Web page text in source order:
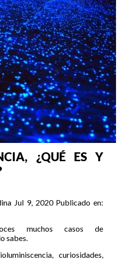
¿QUÉ ES Y
Jul 9, 2020 Publicado en:
muchos casos de
sabes.
, curiosidades,